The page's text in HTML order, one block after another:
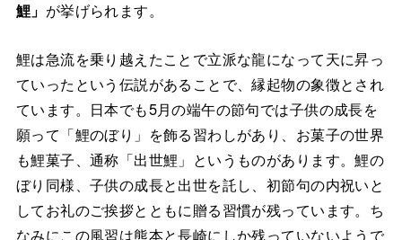
鯉」 が挙げられます。
鯉は急流を乗り越えたことで立派な龍になって天に昇っ
ていったという伝説があることで、縁起物の象徴とされ
ています。日本でも5月の端午の節句では子供の成長を
願って「鯉のぼり」を飾る習わしがあり、お菓子の世界
も鯉菓子、通称「出世鯉」というものがあります。鯉の
ぼり同様、子供の成長と出世を託し、初節句の内祝いと
してお礼のご挨拶とともに贈る習慣が残っています。ち
なみにこの風習は熊本と長崎にしか残っていないようで